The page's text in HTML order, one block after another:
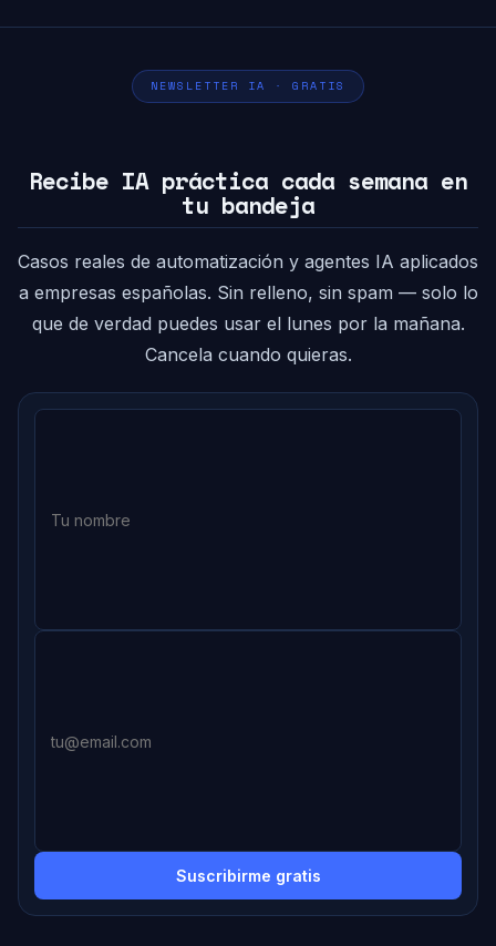
NEWSLETTER IA · GRATIS
Recibe IA práctica cada semana en
tu bandeja
Casos reales de automatización y agentes IA aplicados
a empresas españolas. Sin relleno, sin spam — solo lo
que de verdad puedes usar el lunes por la mañana.
Cancela cuando quieras.
Suscribirme gratis